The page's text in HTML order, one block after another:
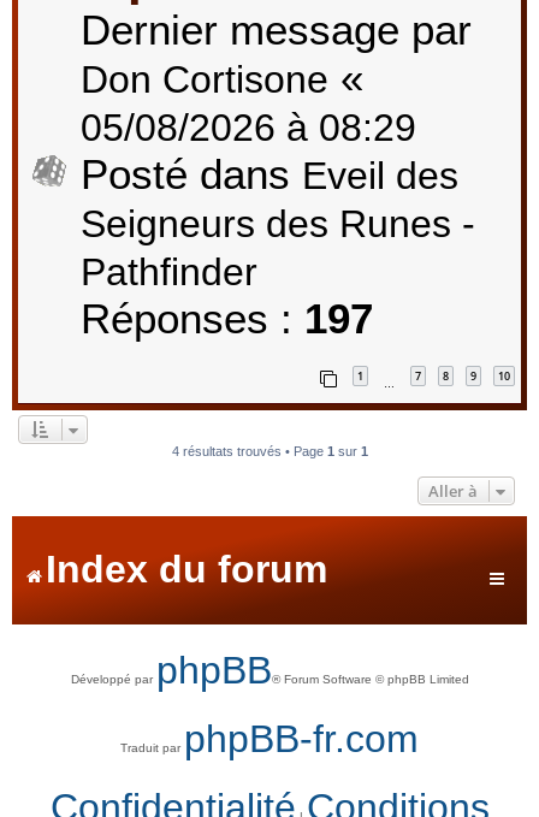
Dernier message par
Don Cortisone «
05/08/2026 à 08:29
Posté dans Eveil des
Seigneurs des Runes -
Pathfinder
Réponses : 197
1
…
7 8 9 10
4 résultats trouvés • Page 1sur 1
Aller à
Index du forum
Développé par phpBB® Forum Software © phpBB Limited
Traduit par phpBB-fr.com
Confidentialité Conditions